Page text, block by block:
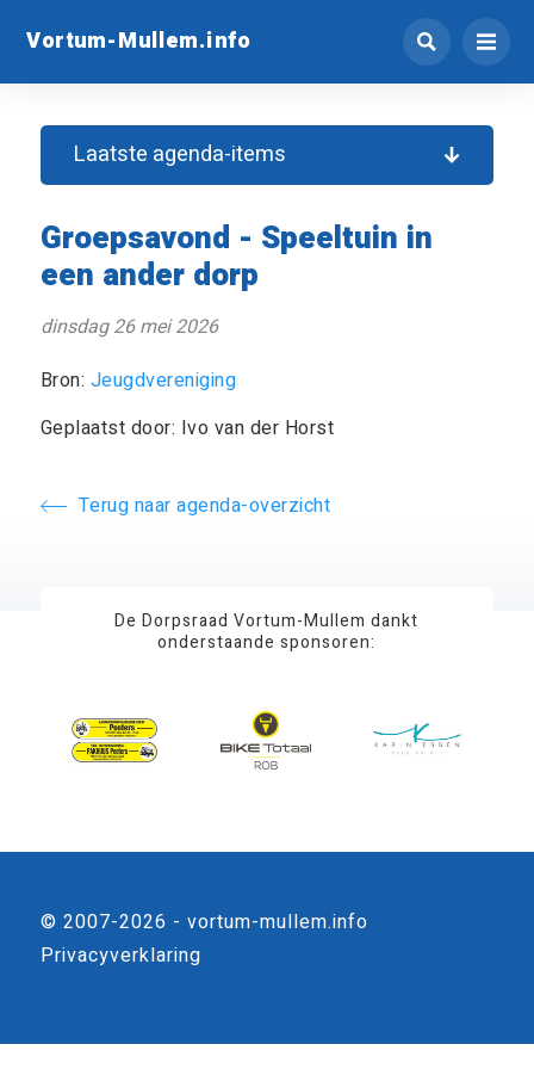
Vortum-Mullem.info
Groepsavond - Speeltuin in
een ander dorp
dinsdag 26 mei 2026
Bron: Jeugdvereniging
Geplaatst door: Ivo van der Horst
Terug naar agenda-overzicht
Laatste agenda-items
De Dorpsraad Vortum-Mullem dankt
onderstaande sponsoren:
© 2007-2026 - vortum-mullem.info
Privacyverklaring